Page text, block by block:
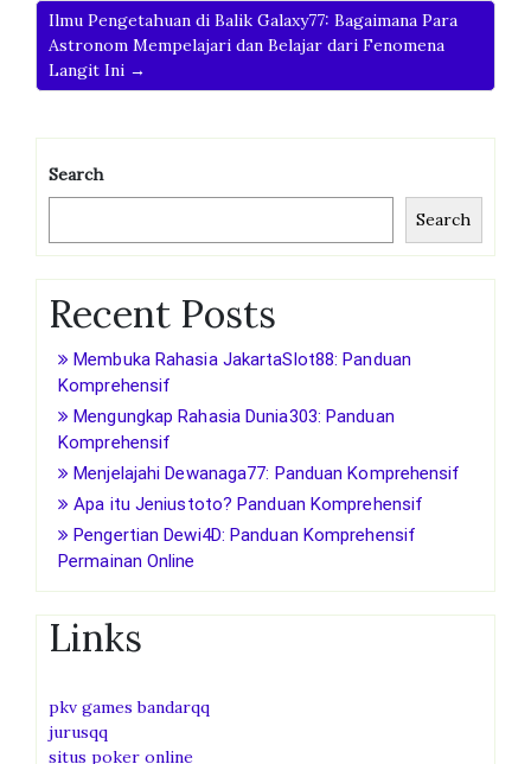
Ilmu Pengetahuan di Balik Galaxy77: Bagaimana Para
Astronom Mempelajari dan Belajar dari Fenomena
Langit Ini →
Search
Search
Recent Posts
Membuka Rahasia JakartaSlot88: Panduan
Komprehensif
Mengungkap Rahasia Dunia303: Panduan
Komprehensif
Menjelajahi Dewanaga77: Panduan Komprehensif
Apa itu Jeniustoto? Panduan Komprehensif
Pengertian Dewi4D: Panduan Komprehensif
Permainan Online
Links
pkv games bandarqq
jurusqq
situs poker online